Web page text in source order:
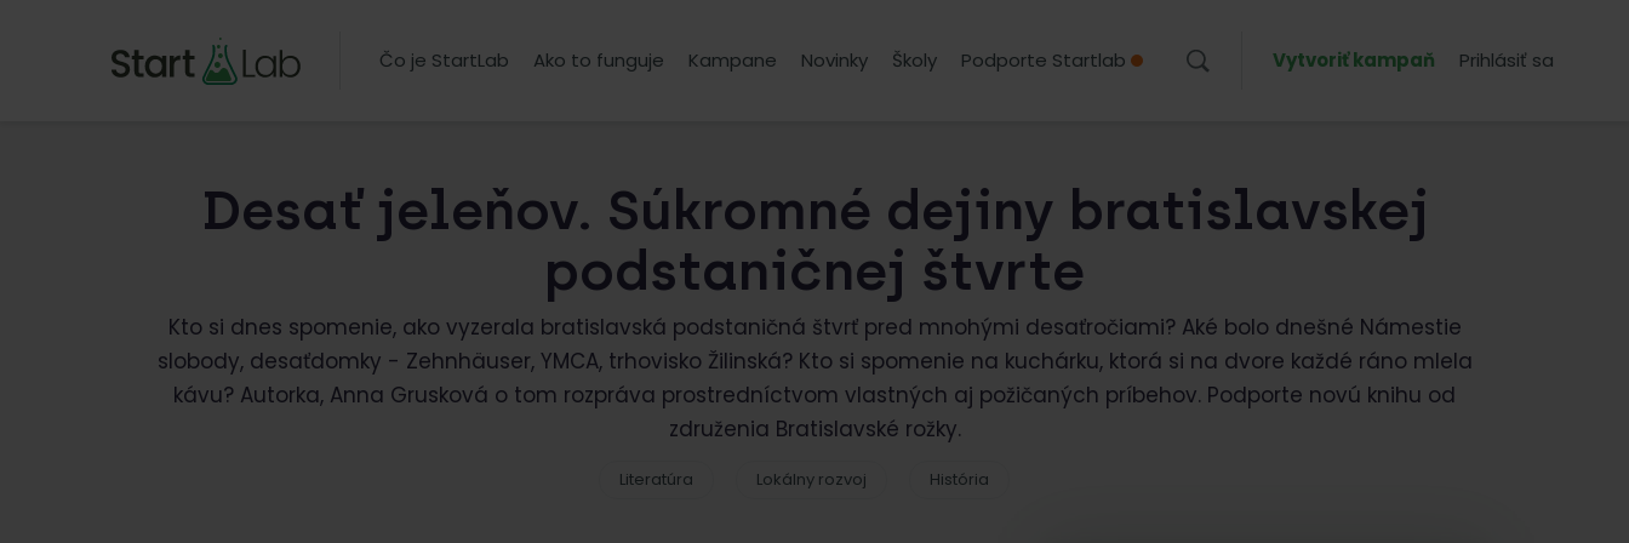
Čo je StartLab Ako to funguje Kampane Novinky Školy Podporte Startlab Vytvoriť kampaň Prihlásiť sa
Desať jeleňov. Súkromné dejiny bratislavskej
podstaničnej štvrte
Kto si dnes spomenie, ako vyzerala bratislavská podstaničná štvrť pred mnohými desaťročiami? Aké bolo dnešné Námestie
slobody, desaťdomky - Zehnhäuser, YMCA, trhovisko Žilinská? Kto si spomenie na kuchárku, ktorá si na dvore každé ráno mlela
kávu? Autorka, Anna Grusková o tom rozpráva prostredníctvom vlastných aj požičaných príbehov. Podporte novú knihu od
združenia Bratislavské rožky.
Literatúra Lokálny rozvoj História